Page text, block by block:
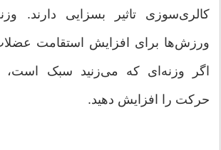
کالری‌سوزی تاثیر بسزایی دارند.
ورزش‌ها برای افزایش استقامت
اگر وزنه‌ای که می‌زنید سبک است،
حرکت را افزایش دهید.